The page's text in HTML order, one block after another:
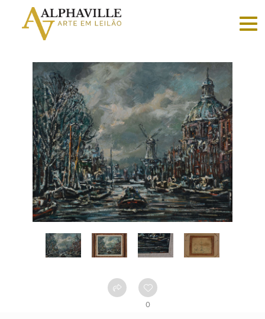
Criar
Faça
login
Home
Vender
Sobre
funciona
0